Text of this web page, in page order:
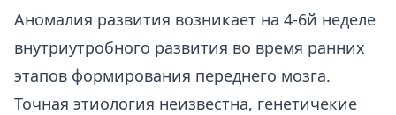
Аномалия развития возникает на 4-6й неделе
внутриутробного развития во время ранних
этапов формирования переднего мозга.
Точная этиология неизвестна, генетичекие